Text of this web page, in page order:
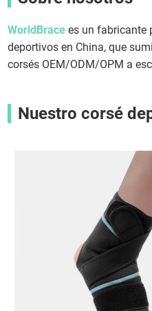
WorldBrace es un fabricante
deportivos en China, que
corsés OEM/ODM/OPM a
Nuestro corsé